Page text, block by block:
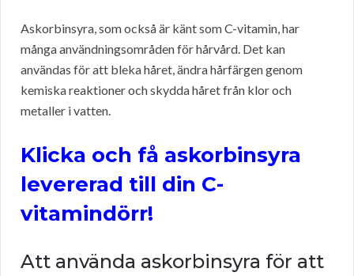
Askorbinsyra, som också är känt som C-vitamin, har
många användningsområden för hårvård. Det kan
användas för att bleka håret, ändra hårfärgen genom
kemiska reaktioner och skydda håret från klor och
metaller i vatten.
Klicka och få askorbinsyra
levererad till din C-
vitamindörr!
Att använda askorbinsyra för att